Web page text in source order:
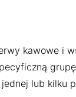
kawowe i
lub kilku